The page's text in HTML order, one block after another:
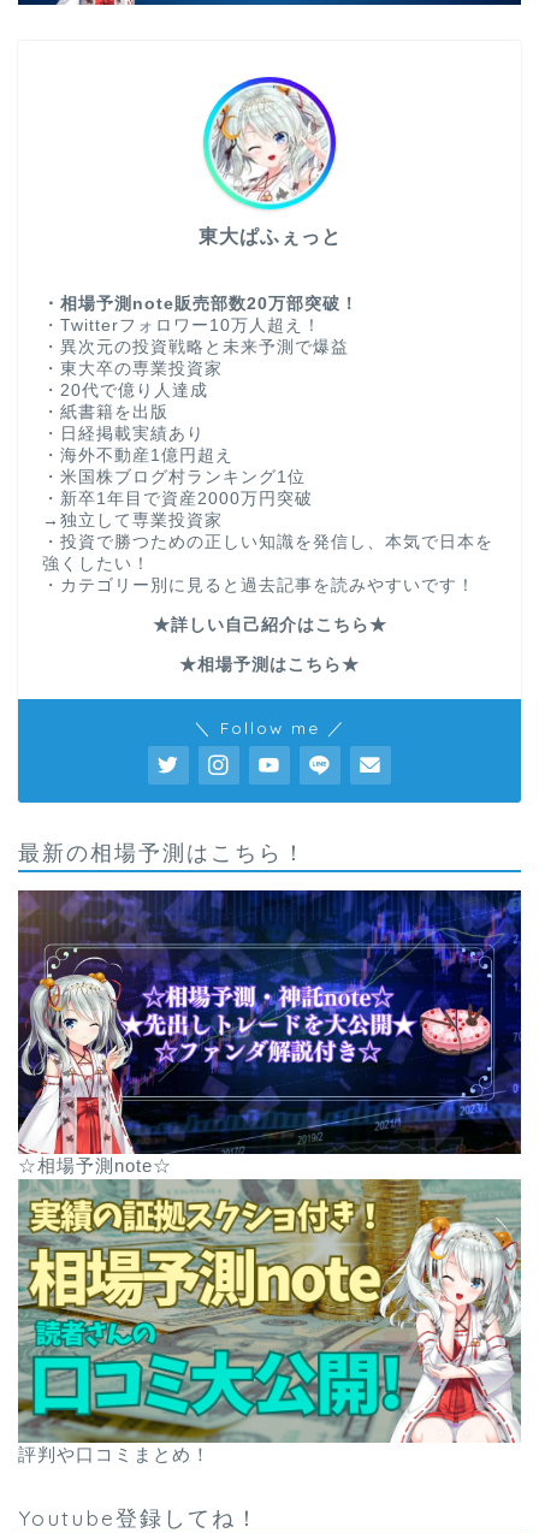
東大ぱふぇっと
・相場予測note販売部数20万部突破！
・Twitterフォロワー10万人超え！
・異次元の投資戦略と未来予測で爆益
・東大卒の専業投資家
・20代で億り人達成
・紙書籍を出版
・日経掲載実績あり
・海外不動産1億円超え
・米国株ブログ村ランキング1位
・新卒1年目で資産2000万円突破
→独立して専業投資家
・投資で勝つための正しい知識を発信し、本気で日本を
強くしたい！
・カテゴリー別に見ると過去記事を読みやすいです！
★詳しい自己紹介はこちら★
★相場予測はこちら★
＼ Follow me ／
最新の相場予測はこちら！
☆相場予測note☆
評判や口コミまとめ！
Youtube登録してね！